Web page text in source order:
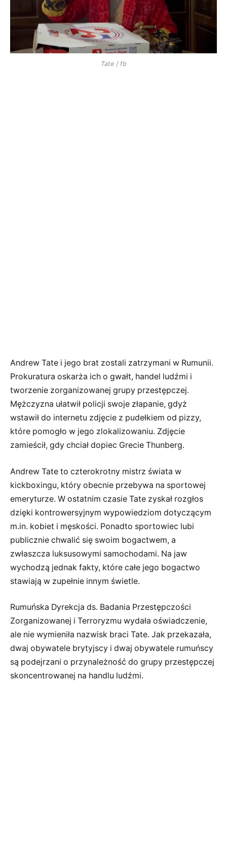
Tate / fb
Andrew Tate i jego brat zostali zatrzymani w Rumunii.
Prokuratura oskarża ich o gwałt, handel ludźmi i
tworzenie zorganizowanej grupy przestępczej.
Mężczyzna ułatwił policji swoje złapanie, gdyż
wstawił do internetu zdjęcie z pudełkiem od pizzy,
które pomogło w jego zlokalizowaniu. Zdjęcie
zamieścił, gdy chciał dopiec Grecie Thunberg.
Andrew Tate to czterokrotny mistrz świata w
kickboxingu, który obecnie przebywa na sportowej
emeryturze. W ostatnim czasie Tate zyskał rozgłos
dzięki kontrowersyjnym wypowiedziom dotyczącym
m.in. kobiet i męskości. Ponadto sportowiec lubi
publicznie chwalić się swoim bogactwem, a
zwłaszcza luksusowymi samochodami. Na jaw
wychodzą jednak fakty, które całe jego bogactwo
stawiają w zupełnie innym świetle.
Rumuńska Dyrekcja ds. Badania Przestępczości
Zorganizowanej i Terroryzmu wydała oświadczenie,
ale nie wymieniła nazwisk braci Tate. Jak przekazała,
dwaj obywatele brytyjscy i dwaj obywatele rumuńscy
są podejrzani o przynależność do grupy przestępczej
skoncentrowanej na handlu ludźmi.